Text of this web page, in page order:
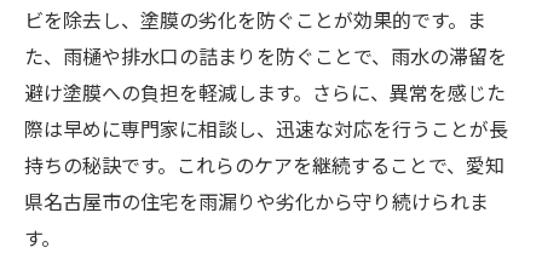
ビを除去し、塗膜の劣化を防ぐことが効果的です。ま
た、雨樋や排水口の詰まりを防ぐことで、雨水の滞留を
避け塗膜への負担を軽減します。さらに、異常を感じた
際は早めに専門家に相談し、迅速な対応を行うことが長
持ちの秘訣です。これらのケアを継続することで、愛知
県名古屋市の住宅を雨漏りや劣化から守り続けられま
す。